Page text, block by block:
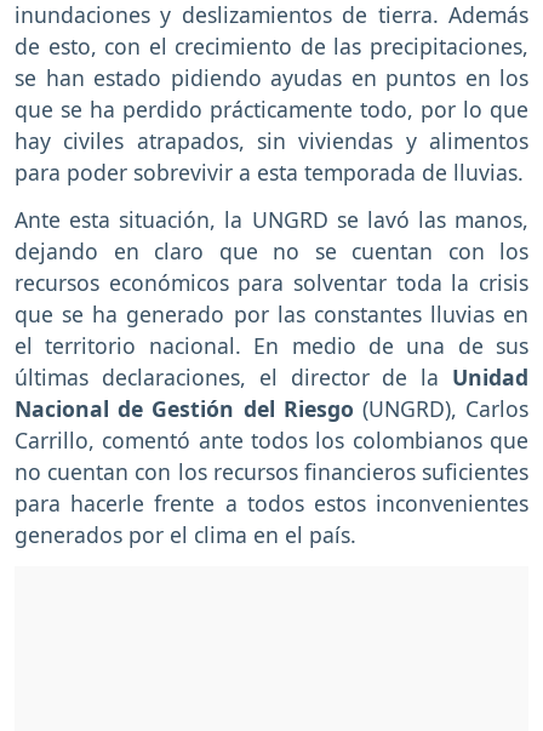
inundaciones y deslizamientos de tierra. Además
de esto, con el crecimiento de las precipitaciones,
se han estado pidiendo ayudas en puntos en los
que se ha perdido prácticamente todo, por lo que
hay civiles atrapados, sin viviendas y alimentos
para poder sobrevivir a esta temporada de lluvias.
Ante esta situación, la UNGRD se lavó las manos,
dejando en claro que no se cuentan con los
recursos económicos para solventar toda la crisis
que se ha generado por las constantes lluvias en
el territorio nacional. En medio de una de sus
últimas declaraciones, el director de la Unidad
Nacional de Gestión del Riesgo (UNGRD), Carlos
Carrillo, comentó ante todos los colombianos que
no cuentan con los recursos financieros suficientes
para hacerle frente a todos estos inconvenientes
generados por el clima en el país.